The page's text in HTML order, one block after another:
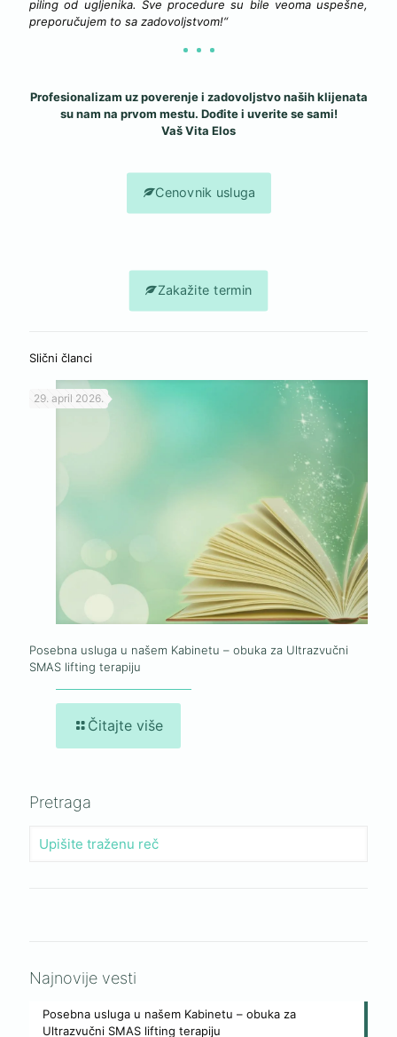
piling od ugljenika. Sve procedure su bile veoma uspešne,
preporučujem to sa zadovoljstvom!“
Profesionalizam uz poverenje i zadovoljstvo naših klijenata
su nam na prvom mestu. Dođite i uverite se sami!
Vaš Vita Elos
Cenovnik usluga
Zakažite termin
Slični članci
29. april 2026.
Posebna usluga u našem Kabinetu – obuka za Ultrazvučni
SMAS lifting terapiju
Čitajte više
Pretraga
Najnovije vesti
Posebna usluga u našem Kabinetu – obuka za
Ultrazvučni SMAS lifting terapiju